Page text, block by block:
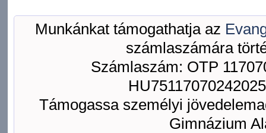
Munkánkat támogathatja az
számlaszámára
Számlaszám: OTP
Támogassa személyi
Gimnázium